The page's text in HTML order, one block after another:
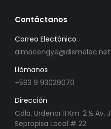
Contáctanos
Correo Electónico
almacengye@dismelec.net
Llámanos
+593 9 93029070
Dirección
Cdla. Urdenor II Km. 2 ½ Av.
Sepropisa Local # 22